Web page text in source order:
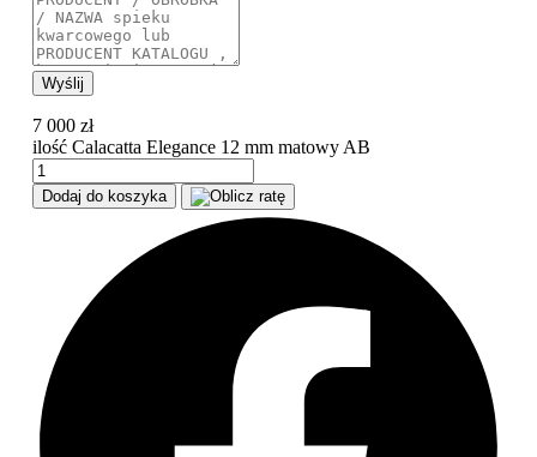
Wyślij
7 000zł
ilość Calacatta Elegance 12 mm matowy AB
Dodaj do koszyka